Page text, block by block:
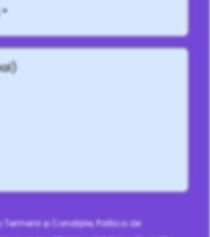
și Condițiile, Politica de